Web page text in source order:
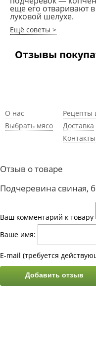
еще его отваривают в
луковой шелухе.
Ещё советы >
Отзывы
О нас
Выбрать мясо
Рецепты
Доставка
Контакты
Отзыв о товаре
Подчеревина свиная,
Ваш комментарий к товару
Ваше имя:
E-mail (требуется